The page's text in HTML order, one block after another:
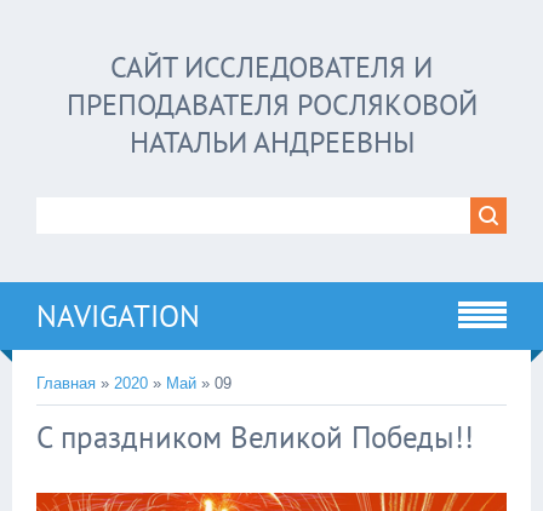
САЙТ ИССЛЕДОВАТЕЛЯ И
ПРЕПОДАВАТЕЛЯ РОСЛЯКОВОЙ
НАТАЛЬИ АНДРЕЕВНЫ
NAVIGATION
Главная » 2020 » Май » 09
С праздником Великой Победы!!